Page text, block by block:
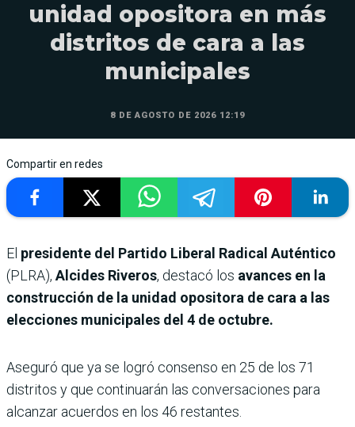
unidad opositora en más
distritos de cara a las
municipales
8 DE AGOSTO DE 2026 12:19
Compartir en redes
El presidente del Partido Liberal Radical Auténtico
(PLRA), Alcides Riveros, destacó los avances en la
construcción de la unidad opositora de cara a las
elecciones municipales del 4 de octubre.
Aseguró que ya se logró consenso en 25 de los 71
distritos y que continuarán las conversaciones para
alcanzar acuerdos en los 46 restantes.